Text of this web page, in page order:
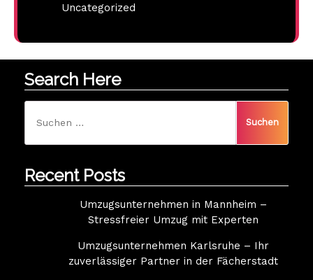
Uncategorized
Search Here
nach:
Recent Posts
Umzugsunternehmen in Mannheim –
Stressfreier Umzug mit Experten
Umzugsunternehmen Karlsruhe – Ihr
zuverlässiger Partner in der Fächerstadt